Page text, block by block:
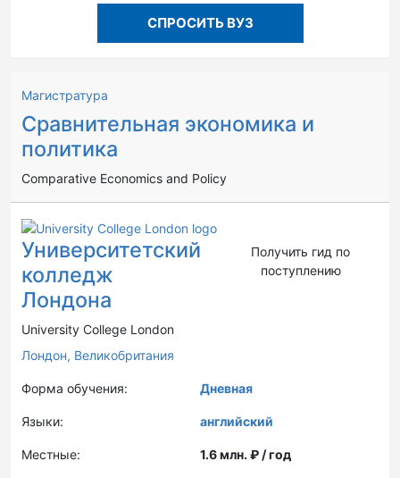
СПРОСИТЬ ВУЗ
Магистратура
Сравнительная экономика и
политика
Comparative Economics and Policy
Университетский
колледж
Лондона
University College London
Лондон, Великобритания
Получить гид по
поступлению
Форма обучения: Дневная
Языки: английский
Местные: 1.6 млн. ₽ / год